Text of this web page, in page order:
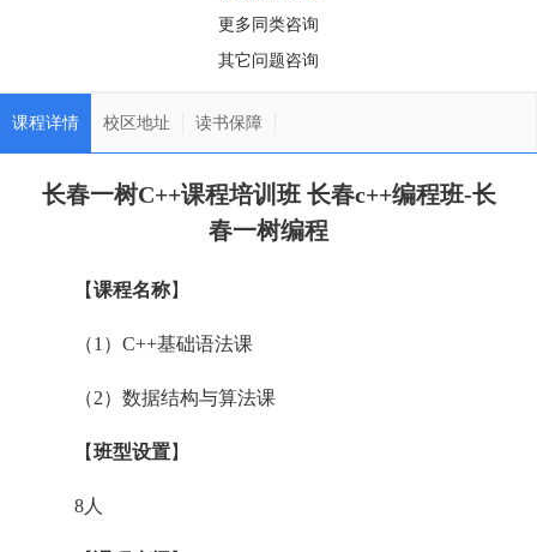
更多同类咨询
其它问题咨询
课程详情 校区地址 读书保障
长春一树C++课程培训班 长春c++编程班-长
春一树编程
【课程名称】
（1）C++基础语法课
（2）数据结构与算法课
【班型设置】
8人